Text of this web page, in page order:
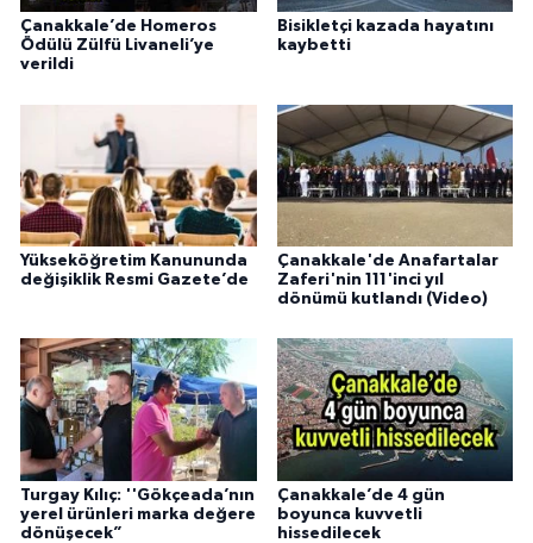
Çanakkale’de Homeros
Ödülü Zülfü Livaneli’ye
verildi
Bisikletçi kazada hayatını
kaybetti
Yükseköğretim Kanununda
değişiklik Resmi Gazete’de
Çanakkale'de Anafartalar
Zaferi'nin 111'inci yıl
dönümü kutlandı (Video)
Turgay Kılıç: ''Gökçeada’nın
yerel ürünleri marka değere
dönüşecek”
Çanakkale’de 4 gün
boyunca kuvvetli
hissedilecek